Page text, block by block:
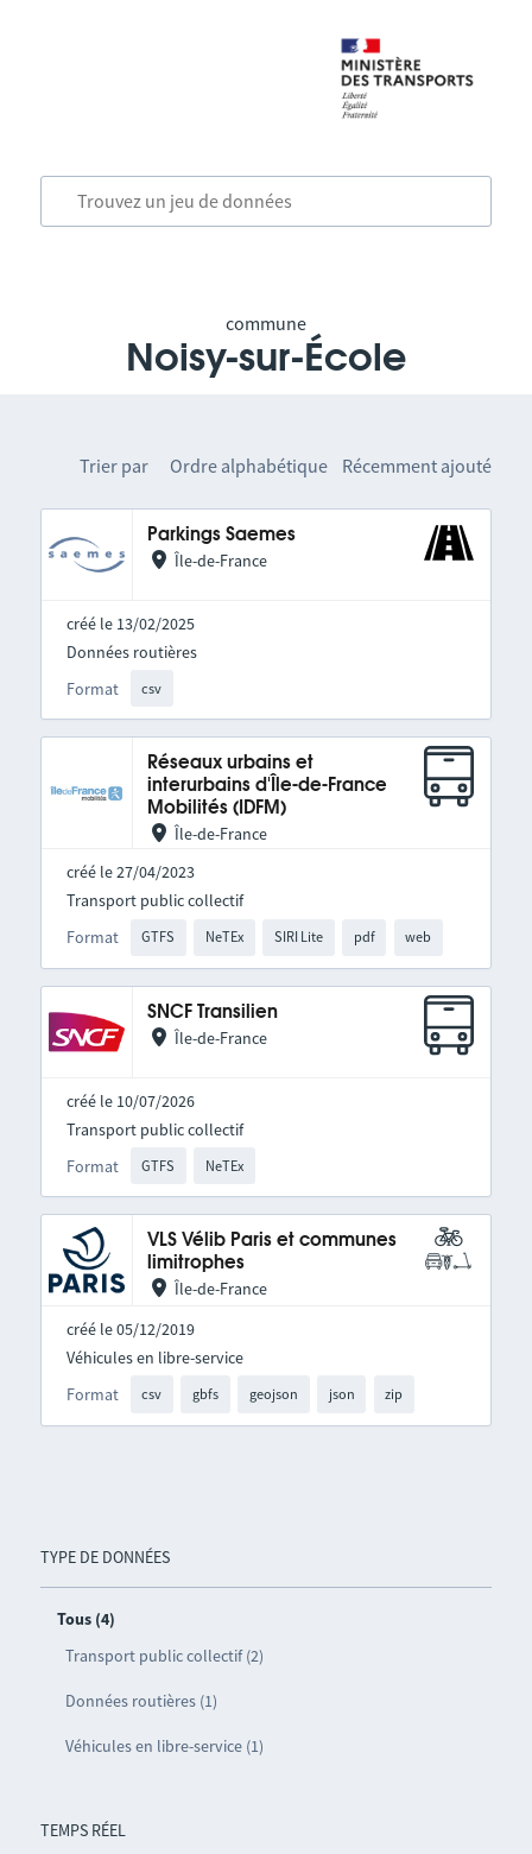
commune
Noisy-sur-École
TYPE DE DONNÉES
Tous (4)
Transport public collectif (2)
Données routières (1)
Véhicules en libre-service (1)
TEMPS RÉEL
Trier par Ordre alphabétique Récemment ajouté
Parkings Saemes
Île-de-France
créé le 13/02/2025
Format csv
Données routières
Réseaux urbains et
interurbains d'Île-de-France
Mobilités (IDFM)
Île-de-France
créé le 27/04/2023
Format GTFS NeTEx SIRI Lite pdf web
Transport public collectif
SNCF Transilien
Île-de-France
créé le 10/07/2026
Format GTFS NeTEx
Transport public collectif
VLS Vélib Paris et communes
limitrophes
Île-de-France
créé le 05/12/2019
Format csv gbfs geojson json zip
Véhicules en libre-service